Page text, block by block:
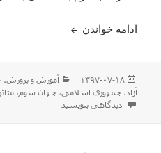
ادامه خواندن چرا باید در
ارسال
شده
در
۱۳۹۷-۰۷-۱۸ دسته‌ها
آموزش و پرورش،
آزاد،جمهوری اسلامی،جهان سوم،
برای چرا باید در ایران شاهد چنین
دیدگاهی بنویسید